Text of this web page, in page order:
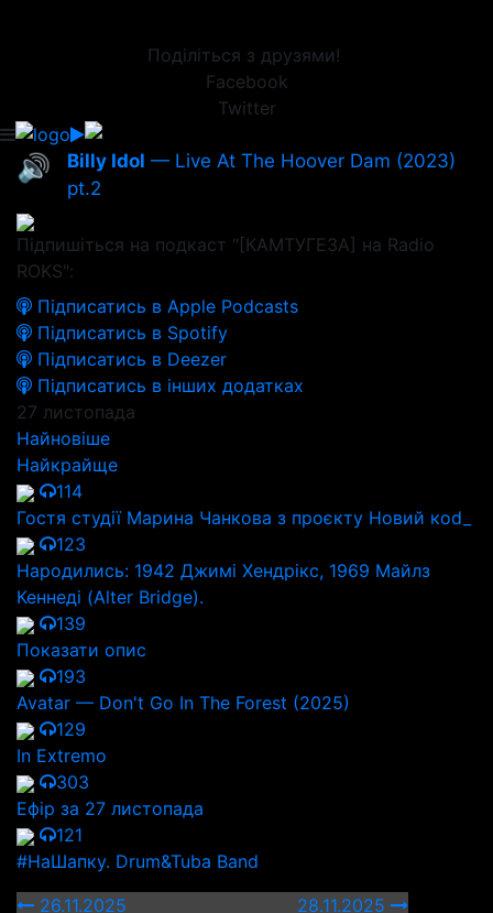
Поділіться з друзями!
Facebook
Twitter
🔊 Billy Idol — Live At The Hoover Dam (2023)
pt.2
Підпишіться на подкаст "[КАМТУГЕЗА] на Radio
ROKS":
Підписатись в Apple Podcasts
Підписатись в Spotify
Підписатись в Deezer
Підписатись в інших додатках
27 листопада
Найновіше
Найкрайще
114
Гостя студії Марина Чанкова з проєкту Новий коd_
123
Народились: 1942 Джимі Хендрікс, 1969 Майлз
Кеннеді (Alter Bridge).
139
Показати опис
193
Avatar — Don't Go In The Forest (2025)
129
In Extremo
303
Ефір за 27 листопада
121
#НаШапку. Drum&Tuba Band
26.11.2025
28.11.2025